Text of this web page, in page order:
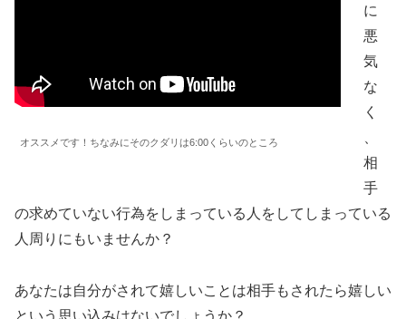
オススメです！ちなみにそのクダリは6:00くらいのところ
に
悪
気
な
く
相
手
の求めていない行為をしまっている人をしてしまっている
人周りにもいませんか？
あなたは自分がされて嬉しいことは相手もされたら嬉しい
という思い込みはないでしょうか？